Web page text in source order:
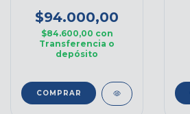
$94.000,00
$84.600,00 con
Transferencia o
depósito